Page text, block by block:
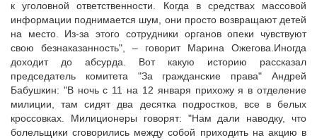
к уголовной ответственности. Когда в средствах массовой
информации поднимается шум, они просто возвращают детей
на место. Из-за этого сотрудники органов опеки чувствуют
свою безнаказанность", – говорит Марина Ожегова.Иногда
доходит до абсурда. Вот какую историю рассказал
председатель комитета "За гражданские права" Андрей
Бабушкин: "В ночь с 11 на 12 января прихожу я в отделение
милиции, там сидят два десятка подростков, все в белых
кроссовках. Милиционеры говорят: "Нам дали наводку, что
болельщики сговорились между собой приходить на акцию в